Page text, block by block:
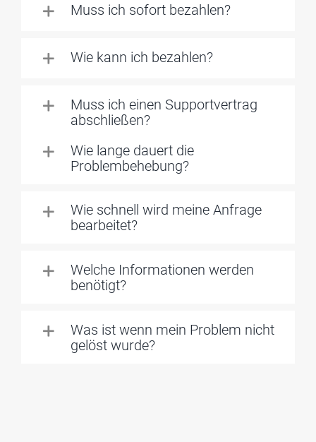
Muss ich sofort bezahlen?
Wie kann ich bezahlen?
Muss ich einen Supportvertrag
abschließen?
Wie lange dauert die
Problembehebung?
Wie schnell wird meine Anfrage
bearbeitet?
Welche Informationen werden
benötigt?
Was ist wenn mein Problem nicht
gelöst wurde?